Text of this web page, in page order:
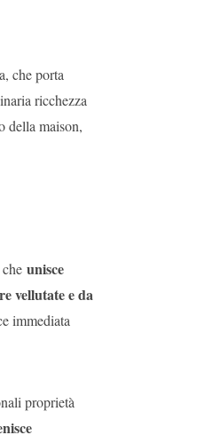
che porta
ricchezza
della maison,
unisce
vellutate e da
immediata
proprietà